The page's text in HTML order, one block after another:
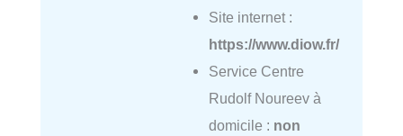
Site internet :
https://www.diow.fr/
Service Centre
Rudolf Noureev à
domicile : non